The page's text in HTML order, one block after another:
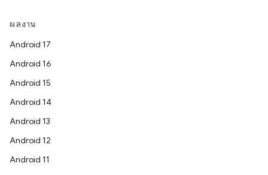
ผลงาน
Android 17
Android 16
Android 15
Android 14
Android 13
Android 12
Android 11